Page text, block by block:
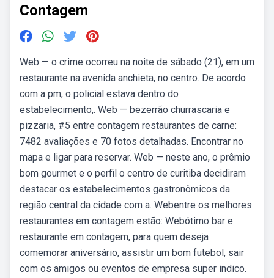
Contagem
Web — o crime ocorreu na noite de sábado (21), em um
restaurante na avenida anchieta, no centro. De acordo
com a pm, o policial estava dentro do
estabelecimento,. Web — bezerrão churrascaria e
pizzaria, #5 entre contagem restaurantes de carne:
7482 avaliações e 70 fotos detalhadas. Encontrar no
mapa e ligar para reservar. Web — neste ano, o prêmio
bom gourmet e o perfil o centro de curitiba decidiram
destacar os estabelecimentos gastronômicos da
região central da cidade com a. Webentre os melhores
restaurantes em contagem estão: Webótimo bar e
restaurante em contagem, para quem deseja
comemorar aniversário, assistir um bom futebol, sair
com os amigos ou eventos de empresa super indico.